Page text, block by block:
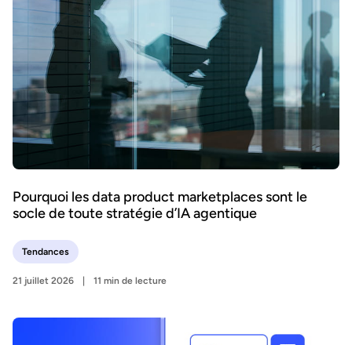
Pourquoi les data product marketplaces sont le
socle de toute stratégie d’IA agentique
Tendances
21 juillet 2026 11 min de lecture